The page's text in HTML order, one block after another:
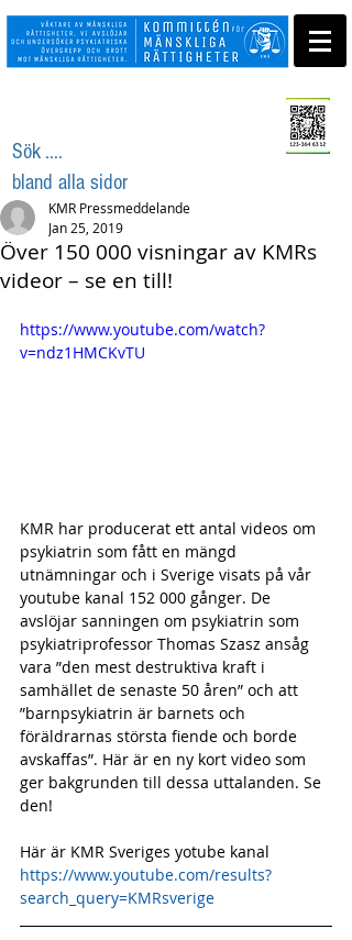
Sök ....
bland alla sidor
Över 150 000 visningar av KMRs
videor – se en till!
KMR Pressmeddelande
Jan 25, 2019
https://www.youtube.com/watch?
v=ndz1HMCKvTU
KMR har producerat ett antal videos om
psykiatrin som fått en mängd
utnämningar och i Sverige visats på vår
youtube kanal 152 000 gånger. De
avslöjar sanningen om psykiatrin som
psykiatriprofessor Thomas Szasz ansåg
vara ”den mest destruktiva kraft i
samhället de senaste 50 åren” och att
”barnpsykiatrin är barnets och
föräldrarnas största fiende och borde
avskaffas”. Här är en ny kort video som
ger bakgrunden till dessa uttalanden. Se
den!
Här är KMR Sveriges yotube kanal
https://www.youtube.com/results?
search_query=KMRsverige